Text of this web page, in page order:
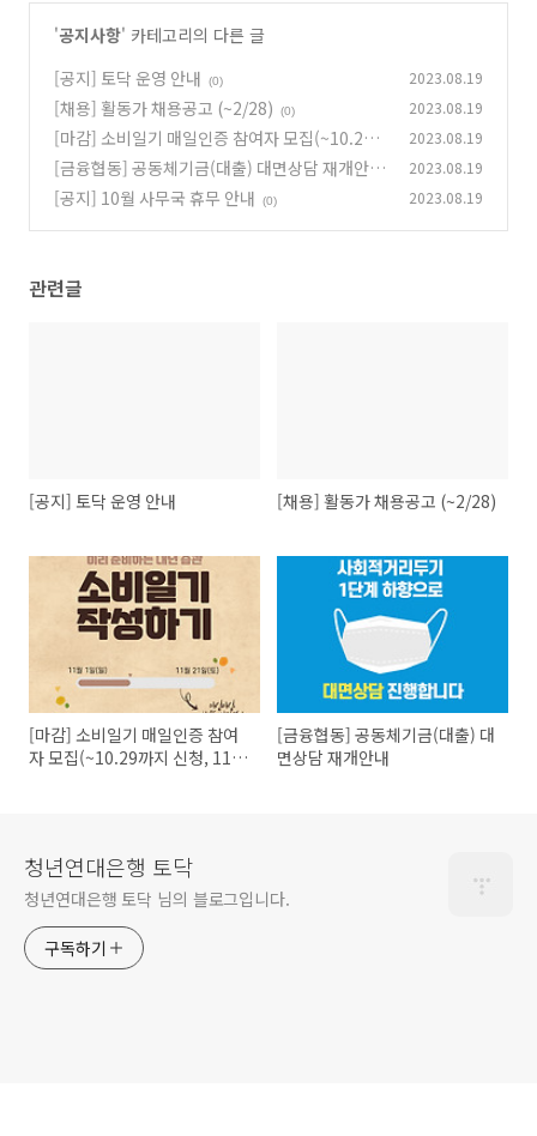
'공지사항' 카테고리의 다른 글
[공지] 토닥 운영 안내
(0) 2023.08.19
[채용] 활동가 채용공고 (~2/28) (0) 2023.08.19
[마감] 소비일기 매일인증 참여자 모집(~10.29까
지 신청, 11.1 시작)
(0)
2023.08.19
[금융협동] 공동체기금(대출) 대면상담 재개안내
(0)
2023.08.19
[공지] 10월 사무국 휴무 안내 (0) 2023.08.19
관련글
[공지] 토닥 운영 안내 [채용] 활동가 채용공고 (~2/28)
[마감] 소비일기 매일인증 참여
자 모집(~10.29까지 신청, 11.1
[금융협동] 공동체기금(대출) 대
면상담 재개안내
청년연대은행 토닥
청년연대은행 토닥 님의 블로그입니다.
구독하기